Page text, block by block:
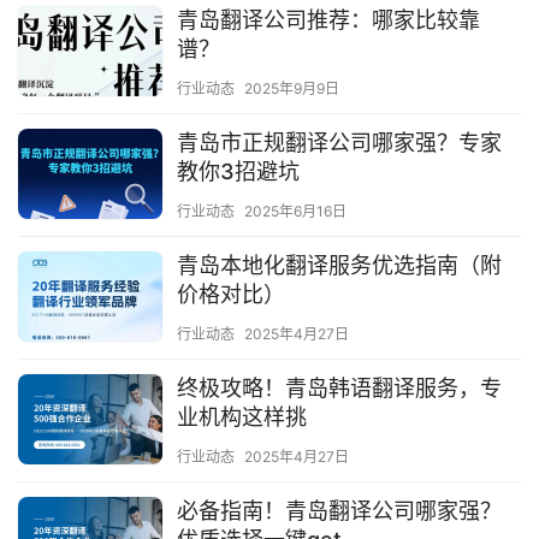
青岛翻译公司推荐：哪家比较靠
谱？
行业动态 2025年9月9日
青岛市正规翻译公司哪家强？专家
教你3招避坑
行业动态 2025年6月16日
青岛本地化翻译服务优选指南（附
价格对比）
行业动态 2025年4月27日
终极攻略！青岛韩语翻译服务，专
业机构这样挑
行业动态 2025年4月27日
必备指南！青岛翻译公司哪家强？